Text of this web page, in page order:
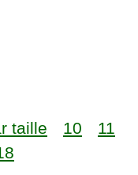
taille 10
11